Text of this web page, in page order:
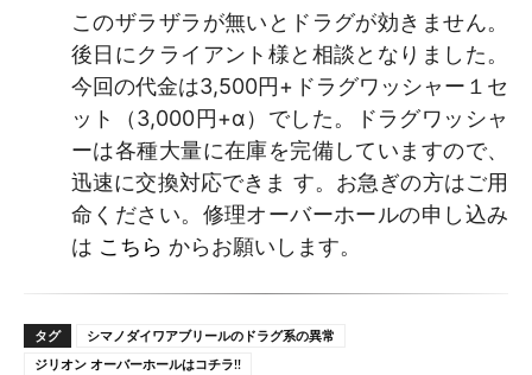
このザラザラが無いとドラグが効きません。
後日にクライアント様と相談となりました。
今回の代金は3,500円+ドラグワッシャー１セ
ット（3,000円+α）でした。ドラグワッシャ
ーは各種大量に在庫を完備していますので、
迅速に交換対応できま す。お急ぎの方はご用
命ください。修理オーバーホールの申し込み
は こちら からお願いします。
タグ
シマノダイワアブリールのドラグ系の異常
ジリオン オーバーホールはコチラ!!